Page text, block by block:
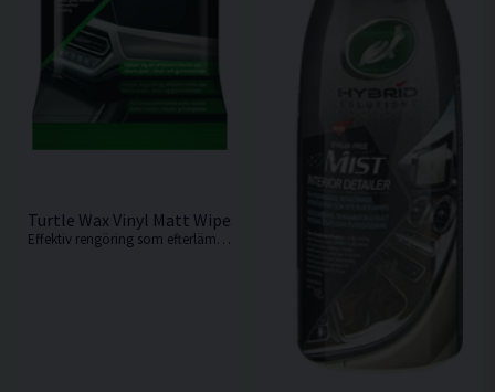
Turtle Wax Vinyl Matt Wipes 24st Flatpack Vinylrengöring
Effektiv rengöring som efterlämnar en skyddande matt yta.